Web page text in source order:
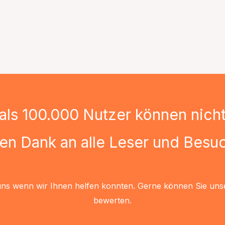
100.000 Nutzer können
Dank an alle Leser und
wenn wir Ihnen helfen konnten. Gerne können Sie
bewerten.